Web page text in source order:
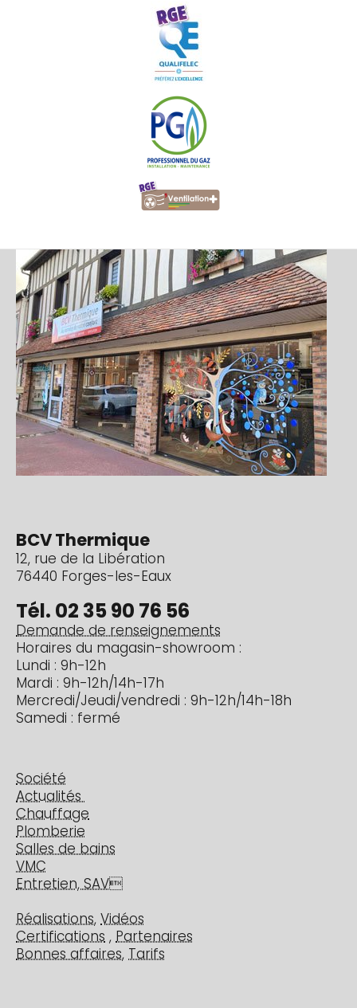
Image
BCV Thermique
12, rue de la Libération
76440 Forges-les-Eaux
Tél. 02 35 90 76 56
Demande de renseignements
Horaires du magasin-showroom :
Lundi : 9h-12h
Mardi : 9h-12h/14h-17h
Mercredi/Jeudi/vendredi : 9h-12h/14h-18h
Samedi : fermé
Société
Actualités
Chauffage
Plomberie
Salles de bains
VMC
Entretien, SAV
Réalisations, Vidéos
Certifications , Partenaires
Bonnes affaires, Tarifs